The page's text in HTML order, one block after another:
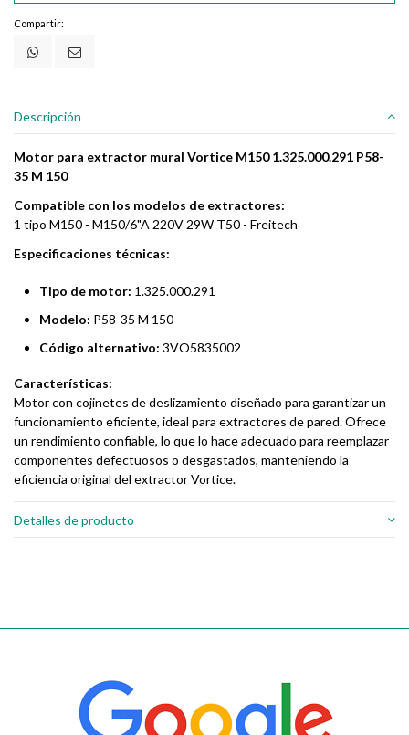
Compartir:
Descripción
Motor para extractor mural Vortice M150 1.325.000.291 P58-
35 M 150
Compatible con los modelos de extractores:
1 tipo M150 - M150/6"A 220V 29W T50 - Freitech
Especificaciones técnicas:
Tipo de motor: 1.325.000.291
Modelo: P58-35 M 150
Código alternativo: 3VO5835002
Características:
Motor con cojinetes de deslizamiento diseñado para garantizar un
funcionamiento eficiente, ideal para extractores de pared. Ofrece
un rendimiento confiable, lo que lo hace adecuado para reemplazar
componentes defectuosos o desgastados, manteniendo la
eficiencia original del extractor Vortice.
Detalles de producto